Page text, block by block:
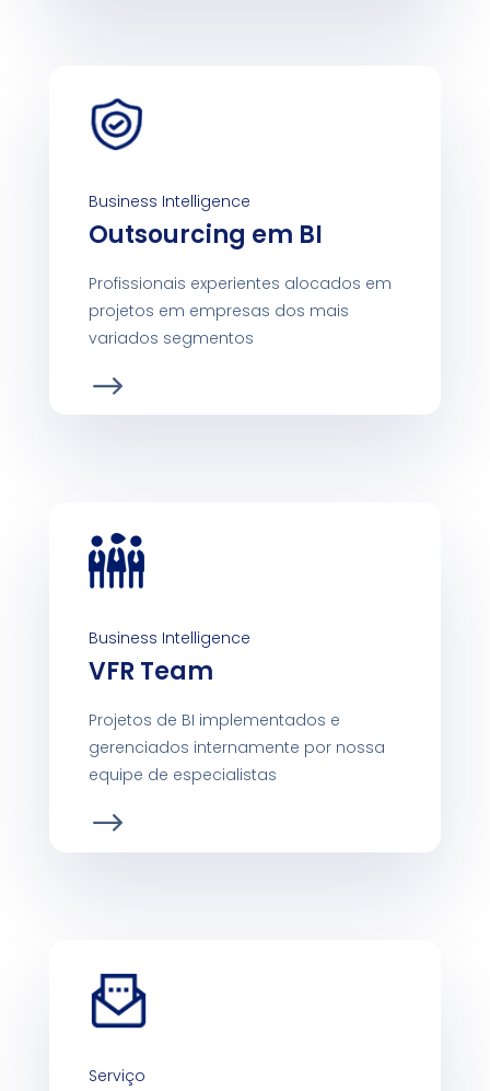
Business Intelligence
Outsourcing em BI
Profissionais experientes alocados em
projetos em empresas dos mais
variados segmentos
Business Intelligence
VFR Team
Projetos de BI implementados e
gerenciados internamente por nossa
equipe de especialistas
Serviço